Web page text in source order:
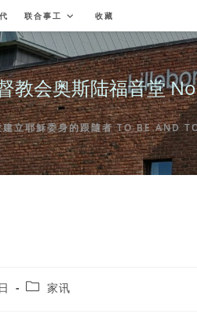
联合事工 收藏
教会奥斯陆福音堂
建立耶穌委身的跟隨者 TO BE AND
Post家讯